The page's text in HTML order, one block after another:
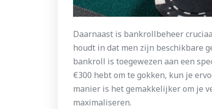
Daarnaast is bankrollbeheer
houdt in dat men zijn beschikbare
bankroll is toegewezen aan een
€300 hebt om te gokken, kun je
manier is het gemakkelijker om je
maximaliseren.